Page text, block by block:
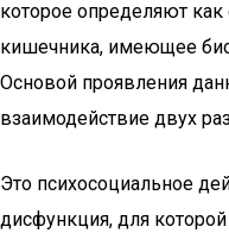
которое определяют
кишечника, имеющее
Основой проявления
взаимодействие двух
Это психосоциальное
дисфункция, для